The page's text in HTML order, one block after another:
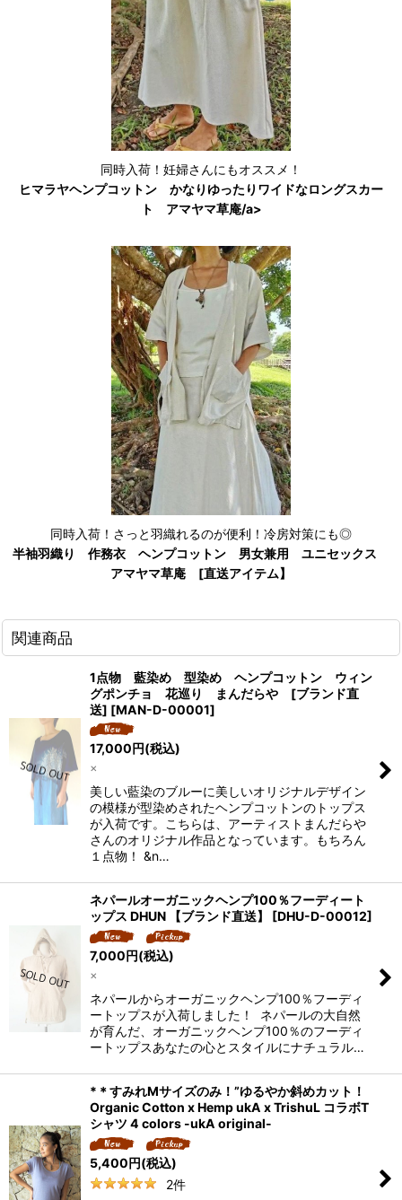
同時入荷！妊婦さんにもオススメ！
ヒマラヤヘンプコットン かなりゆったりワイドなロングスカー
ト アマヤマ草庵/a>
同時入荷！さっと羽織れるのが便利！冷房対策にも◎
半袖羽織り 作務衣 ヘンプコットン 男女兼用 ユニセックス
アマヤマ草庵 [直送アイテム】
関連商品
1点物 藍染め 型染め ヘンプコットン ウィン
グポンチョ 花巡り まんだらや [ブランド直
送] [MAN-D-00001]
17,000円(税込)
×
美しい藍染のブルーに美しいオリジナルデザイン
の模様が型染めされたヘンプコットンのトップス
が入荷です。こちらは、アーティストまんだらや
さんのオリジナル作品となっています。もちろん
１点物！ &n…
ネパールオーガニックヘンプ100％フーディート
ップス DHUN 【ブランド直送】
[DHU-D-00012]
7,000円(税込)
×
ネパールからオーガニックヘンプ100％フーディ
ートップスが入荷しました！ ネパールの大自然
が育んだ、オーガニックヘンプ100％のフーディ
ートップスあなたの心とスタイルにナチュラル…
*＊すみれMサイズのみ！”ゆるやか斜めカット！
Organic Cotton x Hemp ukA x TrishuL コラボT
シャツ 4 colors -ukA original-
5,400円(税込)
2件